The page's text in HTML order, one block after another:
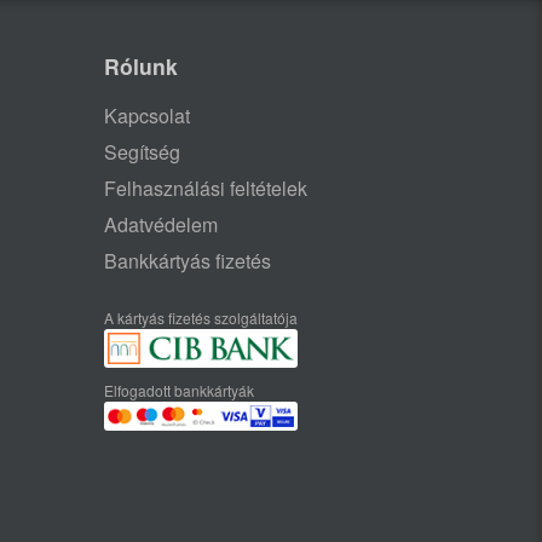
Rólunk
Kapcsolat
Segítség
Felhasználási feltételek
Adatvédelem
Bankkártyás fizetés
A kártyás fizetés szolgáltatója
Elfogadott bankkártyák